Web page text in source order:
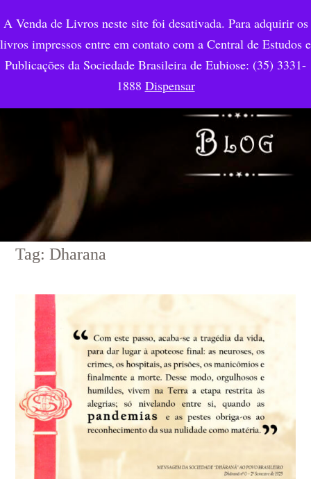
Tag: Dharana
A Venda de Livros neste site foi desativada. Para adquirir os
livros impressos entre em contato com a Central de Estudos e
Publicações da Sociedade Brasileira de Eubiose: (35) 3331-
1888 Dispensar